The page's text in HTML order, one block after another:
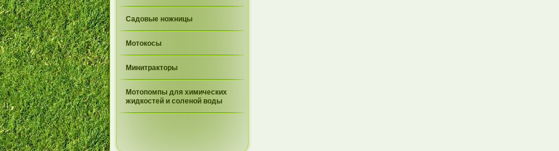
Садовые ножницы
Мотокосы
Минитракторы
Мотопомпы для химических
жидкостей и соленой воды